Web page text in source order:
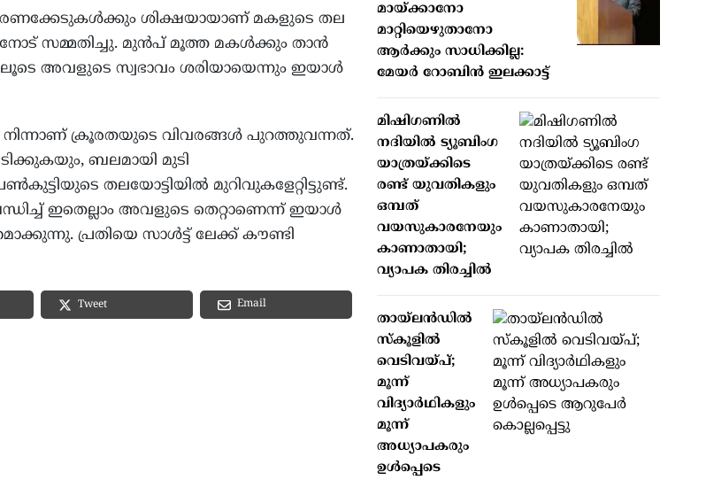
ശിക്ഷയായാണ് മകളുടെ തല
സമ്മതിച്ചു. മുൻപ് മൂത്ത മകൾക്കും താൻ
അവളുടെ സ്വഭാവം ശരിയായെന്നും ഇയാൾ
നിന്നാണ് ക്രൂരതയുടെ വിവരങ്ങൾ പുറത്തുവന്നത്.
ബലമായി മുടി
തലയോട്ടിയിൽ മുറിവുകളേറ്റിട്ടുണ്ട്.
ഇതെല്ലാം അവളുടെ തെറ്റാണെന്ന് ഇയാൾ
പ്രതിയെ സാൾട്ട് ലേക്ക് കൗണ്ടി
Tweet Email
മായ്ക്കാനോ
മാറ്റിയെഴുതാനോ
ആർക്കും സാധിക്കില്ല:
മേയർ റോബിൻ ഇലക്കാട്ട്
മിഷിഗണില്‍
നദിയില്‍ ട്യൂബിംഗ
യാത്രയ്ക്കിടെ
രണ്ട് യുവതികളും
ഒമ്പത്
വയസുകാരനേയും
കാണാതായി;
വ്യാപക തിരച്ചില്‍
തായ്ലന്‍ഡില്‍
സ്‌കൂളില്‍
വെടിവയ്പ്;
മൂന്ന്
വിദ്യാര്‍ഥികളും
മൂന്ന്
അധ്യാപകരും
ഉള്‍പ്പെടെ